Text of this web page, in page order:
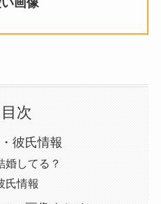
目次
彼氏情報
婚してる？
氏情報